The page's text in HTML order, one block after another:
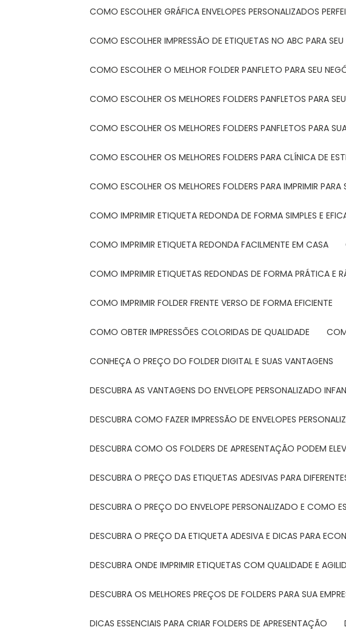
COMO ESCOLHER GRÁFICA ENVELOPES PERSONALIZADOS
COMO ESCOLHER IMPRESSÃO DE ETIQUETAS NO ABC PARA
COMO ESCOLHER O MELHOR FOLDER PANFLETO PARA SEU
COMO ESCOLHER OS MELHORES FOLDERS PANFLETOS PARA
COMO ESCOLHER OS MELHORES FOLDERS PANFLETOS PARA
COMO ESCOLHER OS MELHORES FOLDERS PARA CLÍNICA DE
COMO ESCOLHER OS MELHORES FOLDERS PARA IMPRIMIR PARA
COMO IMPRIMIR ETIQUETA REDONDA DE FORMA SIMPLES E
COMO IMPRIMIR ETIQUETA REDONDA FACILMENTE EM CASA
COMO IMPRIMIR ETIQUETAS REDONDAS DE FORMA PRÁTICA E
COMO IMPRIMIR FOLDER FRENTE VERSO DE FORMA EFICIENTE
COMO OBTER IMPRESSÕES COLORIDAS DE QUALIDADE
CONHEÇA O PREÇO DO FOLDER DIGITAL E SUAS VANTAGENS
DESCUBRA AS VANTAGENS DO ENVELOPE PERSONALIZADO
DESCUBRA COMO FAZER IMPRESSÃO DE ENVELOPES
DESCUBRA COMO OS FOLDERS DE APRESENTAÇÃO PODEM
DESCUBRA O PREÇO DAS ETIQUETAS ADESIVAS PARA
DESCUBRA O PREÇO DO ENVELOPE PERSONALIZADO E COMO
DESCUBRA O PREÇO DA ETIQUETA ADESIVA E DICAS PARA
DESCUBRA ONDE IMPRIMIR ETIQUETAS COM QUALIDADE E
DESCUBRA OS MELHORES PREÇOS DE FOLDERS PARA SUA
DICAS ESSENCIAIS PARA CRIAR FOLDERS DE APRESENTAÇÃO